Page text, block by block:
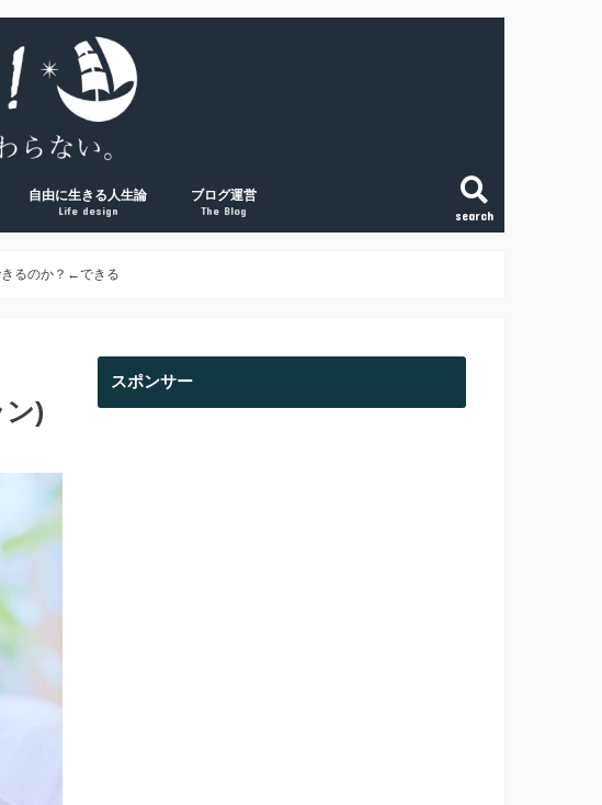
search
自由に生きる人生論
Life design
ブログ運営
The Blog
きるのか？←できる
)
スポンサー